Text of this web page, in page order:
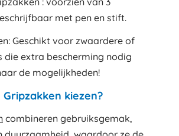
met pen en stift.
Geschikt voor zwaardere of
die extra bescherming nodig
de mogelijkheden!
kiezen?
combineren gebruiksgemak,